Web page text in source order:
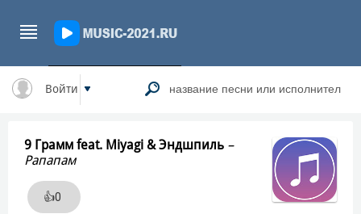
Войти
9 Грамм feat. Miyagi & Эндшпиль –
Рапапам
👍0